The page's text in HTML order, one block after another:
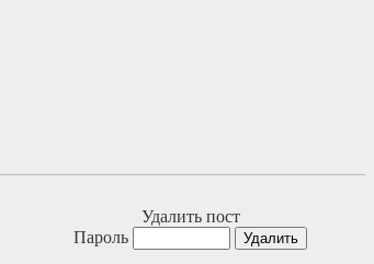
Удалить пост
Пароль